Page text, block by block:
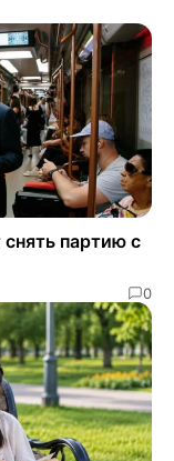
партию с
0